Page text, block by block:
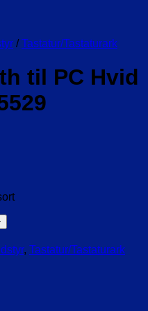
/ Tastatur/Tastaturark
til PC Hvid
, Tastatur/Tastaturark